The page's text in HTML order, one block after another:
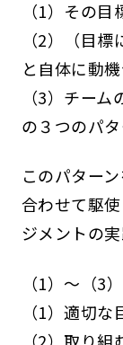
（1）その
（2）（目
と自体に動機
（3）チー
の３つのパ
このパター
合わせて駆
ジメントの
（1）～（3
（1）適切